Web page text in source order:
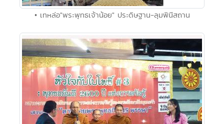
• เทหล่อ"พระพุทธเจ้าน้อย" ประดิษฐาน-ลุมพินีสถาน